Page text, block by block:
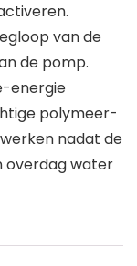
van de
de pomp.
energie
polymeer-
nadat de
overdag water